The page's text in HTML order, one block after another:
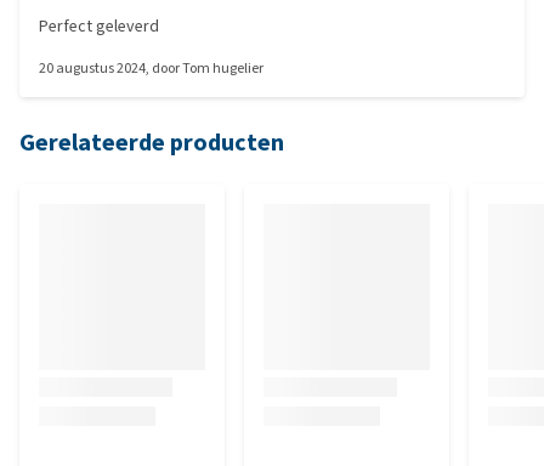
Perfect geleverd
20 augustus 2024, doorTom hugelier
Gerelateerde producten